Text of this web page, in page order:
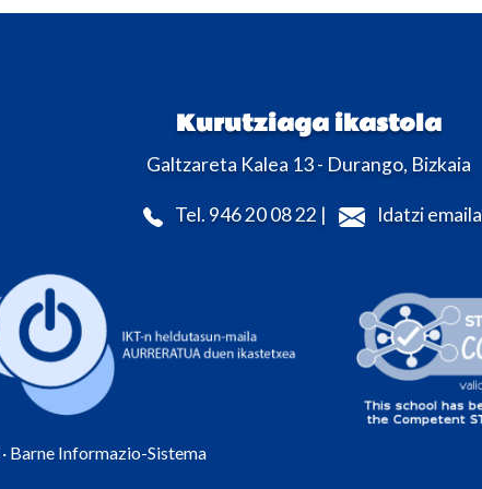
Kurutziaga ikastola
Galtzareta Kalea 13 - Durango, Bizkaia
Tel. 946 20 08 22 | Idatzi emaila
· Barne Informazio-Sistema